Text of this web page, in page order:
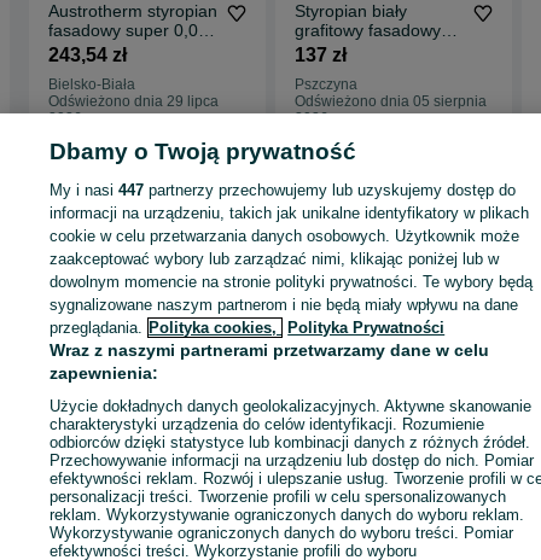
Austrotherm styropian
fasadowy super 0,038
do termoizolacji ścian
243,54 zł
Bielsko-Biała
Odświeżono dnia 29 lipca
2026
Styropian biały
grafitowy fasadowy
podłogowy EPS100
137 zł
Pszczyna
Odświeżono dnia 05 sierpnia
2026
Strona główna Budowa i Remont Ściany i elewacje Izolacje
Styropian
Styropian - Śląskie
Styropian - Bielsko-Biała
KATEGORIA
ID:814760135 Wyświetlenia:
Zadzwoń / SMS Wyślij wiadomość
Dbamy o Twoją prywatność
My i nasi447 partnerzy przechowujemy lub uzyskujemy dostęp do
informacji na urządzeniu, takich jak unikalne identyfikatory w plikach
cookie w celu przetwarzania danych osobowych. Użytkownik może
zaakceptować wybory lub zarządzać nimi, klikając poniżej lub w
dowolnym momencie na stronie polityki prywatności. Te wybory będą
sygnalizowane naszym partnerom i nie będą miały wpływu na dane
przeglądania. Polityka cookies, Polityka Prywatności
Wraz z naszymi partnerami przetwarzamy dane w celu
zapewnienia:
Użycie dokładnych danych geolokalizacyjnych. Aktywne skanowanie
charakterystyki urządzenia do celów identyfikacji. Rozumienie
odbiorców dzięki statystyce lub kombinacji danych z różnych źródeł.
Przechowywanie informacji na urządzeniu lub dostęp do nich. Pomiar
efektywności reklam. Rozwój i ulepszanie usług. Tworzenie profili w
personalizacji treści. Tworzenie profili w celu spersonalizowanych
reklam. Wykorzystywanie ograniczonych danych do wyboru reklam.
Wykorzystywanie ograniczonych danych do wyboru treści. Pomiar
efektywności treści. Wykorzystanie profili do wyboru